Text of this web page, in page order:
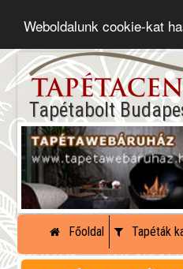
Weboldalunk cookie-kat
Tapétabolt
Főoldal Tapéták